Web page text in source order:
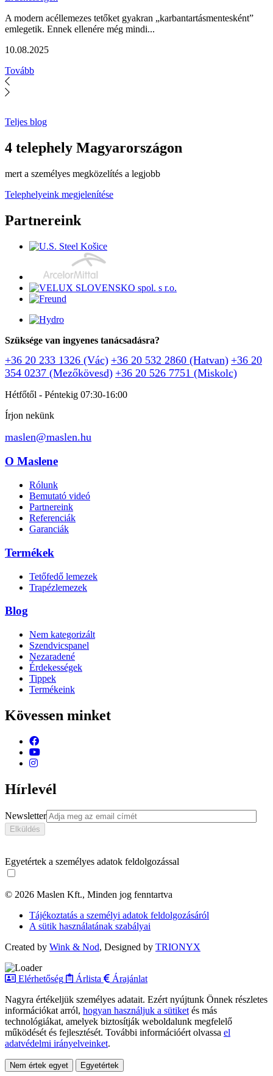
A modern acéllemezes tetőket gyakran „karbantartásmentesként”
emlegetik. Ennek ellenére még mindi...
10.08.2025
Tovább
Teljes blog
4 telephely Magyarországon
mert a személyes megközelítés a legjobb
Telephelyeink megjelenítése
Partnereink
Szüksége van ingyenes tanácsadásra?
+36 20 233 1326 (Vác) +36 20 532 2860 (Hatvan) +36 20
354 0237 (Mezőkövesd) +36 20 526 7751 (Miskolc)
Hétfőtől - Péntekig 07:30-16:00
Írjon nekünk
maslen@maslen.hu
O Maslene
Rólunk
Bemutató videó
Partnereink
Referenciák
Garanciák
Termékek
Tetőfedő lemezek
Trapézlemezek
Blog
Nem kategorizált
Szendvicspanel
Nezaradené
Érdekességek
Tippek
Termékeink
Kövessen minket
Hírlevél
Newsletter
Egyetértek a személyes adatok feldolgozással
© 2026 Maslen Kft., Minden jog fenntartva
Tájékoztatás a személyi adatok feldolgozásáról
A sütik használatának szabályai
Created by Wink & Nod, Designed by TRIONYX
Elérhetőség Árlista
Árajánlat
Nagyra értékeljük személyes adatait. Ezért nyújtunk Önnek részletes
információkat arról, hogyan használjuk a sütiket és más
technológiákat, amelyek biztosítják weboldalunk megfelelő
működését és fejlesztését. További információért olvassa el
adatvédelmi irányelveinket.
Nem értek egyet Egyetértek